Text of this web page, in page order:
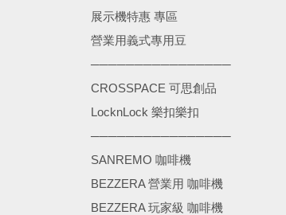
展示機特惠 專區
營業用義式專用豆
────────────────
CROSSPACE 可思創品
LocknLock 樂扣樂扣
────────────────
SANREMO 咖啡機
BEZZERA 營業用 咖啡機
BEZZERA 玩家級 咖啡機